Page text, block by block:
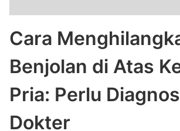
Cara
Benjolan di Atas
Pria: Perlu
Dokter